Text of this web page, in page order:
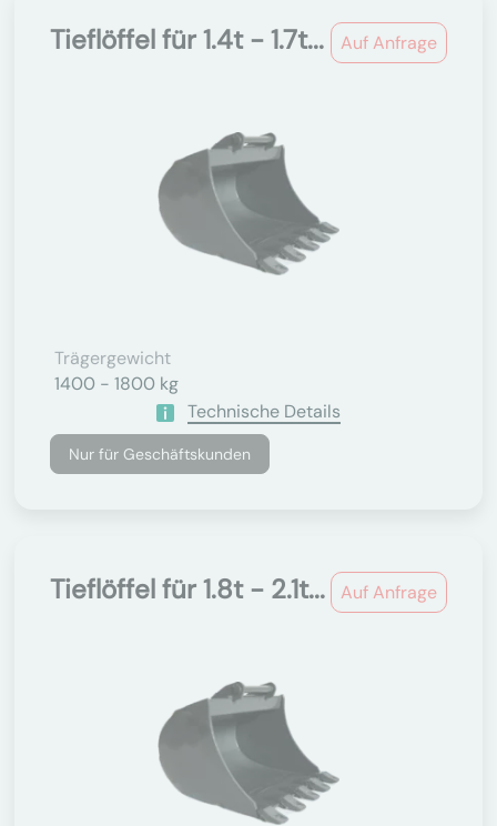
Auf Anfrage
Tieflöffel für 1.4t - 1.7t...
Trägergewicht
1400 - 1800 kg
Technische Details
Nur für Geschäftskunden
Auf Anfrage
Tieflöffel für 1.8t - 2.1t...